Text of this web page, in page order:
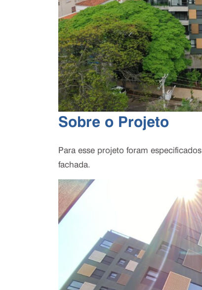
Sobre o Projeto
Para esse projeto foram especificados
fachada.